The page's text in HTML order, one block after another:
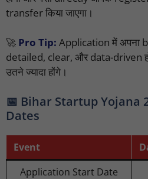
transfer किया जाएगा।
🚀 Pro Tip: Application में अपना
detailed, clear, और data-driven
उतने ज्यादा होंगे।
📅 Bihar Startup Yojana
Dates
Event
Application Start Date